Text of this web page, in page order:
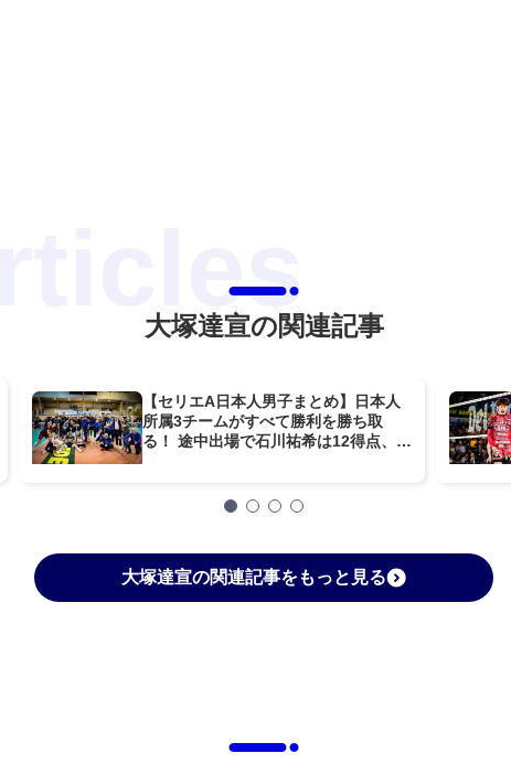
大塚達宣の関連記事
【セリエA日本人男子まとめ】日本人
所属3チームがすべて勝利を勝ち取
る！ 途中出場で石川祐希は12得点、大
大塚達宣の関連記事をもっと見る